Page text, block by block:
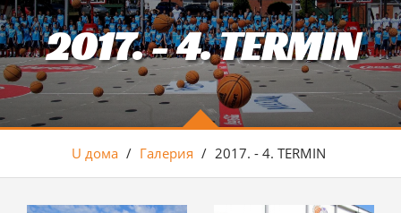
2017. - 4. TERMIN
U дома / Галерия / 2017. - 4. TERMIN